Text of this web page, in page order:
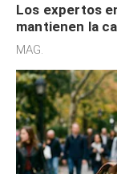
Los expertos
mantienen la
cognitiva,
MAG.